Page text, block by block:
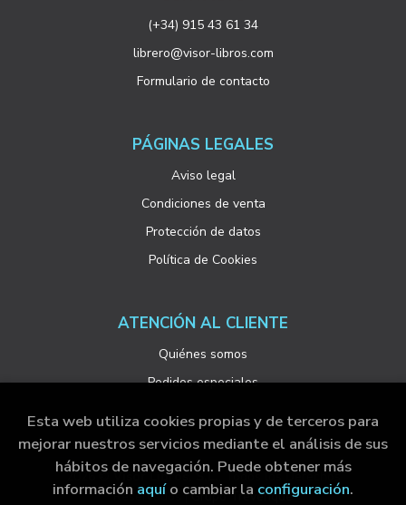
(+34) 915 43 61 34
librero@visor-libros.com
Formulario de contacto
PÁGINAS LEGALES
Aviso legal
Condiciones de venta
Protección de datos
Política de Cookies
ATENCIÓN AL CLIENTE
Quiénes somos
Pedidos especiales
2026 ©Visor Libros, S.L. . Todos los Derechos
Reservados |Grupo Trevenque
Esta web utiliza cookies propias y de terceros para
mejorar nuestros servicios mediante el análisis de sus
hábitos de navegación. Puede obtener más
información aquío cambiar la configuración.